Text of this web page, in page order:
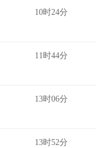
10时24分
11时44分
13时06分
13时52分